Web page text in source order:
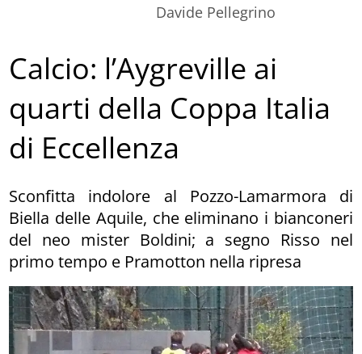
Davide Pellegrino
Calcio: l’Aygreville ai
quarti della Coppa Italia
di Eccellenza
Sconfitta indolore al Pozzo-Lamarmora di
Biella delle Aquile, che eliminano i bianconeri
del neo mister Boldini; a segno Risso nel
primo tempo e Pramotton nella ripresa